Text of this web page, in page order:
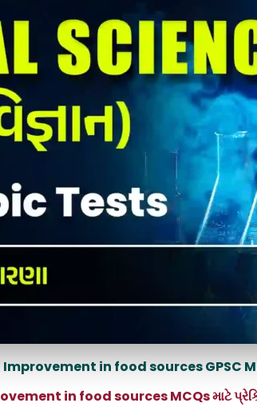
Improvement in food sources GPSC
in food sources MCQs માટે